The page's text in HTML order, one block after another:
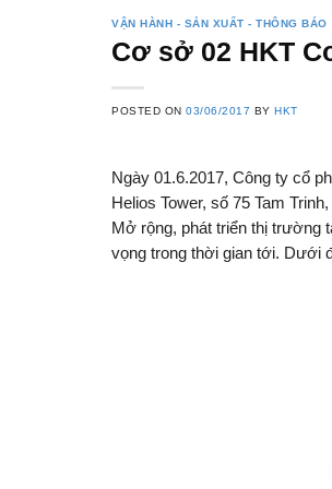
VẬN HÀNH - SẢN XUẤT - THÔNG BÁO
Cơ sở 02 HKT
POSTED ON03/06/2017 BYHKT
Ngày 01.6.2017, Công ty cổ
Helios Tower, số 75 Tam
Mở rộng, phát triển thị trường
vọng trong thời gian tới. Dưới